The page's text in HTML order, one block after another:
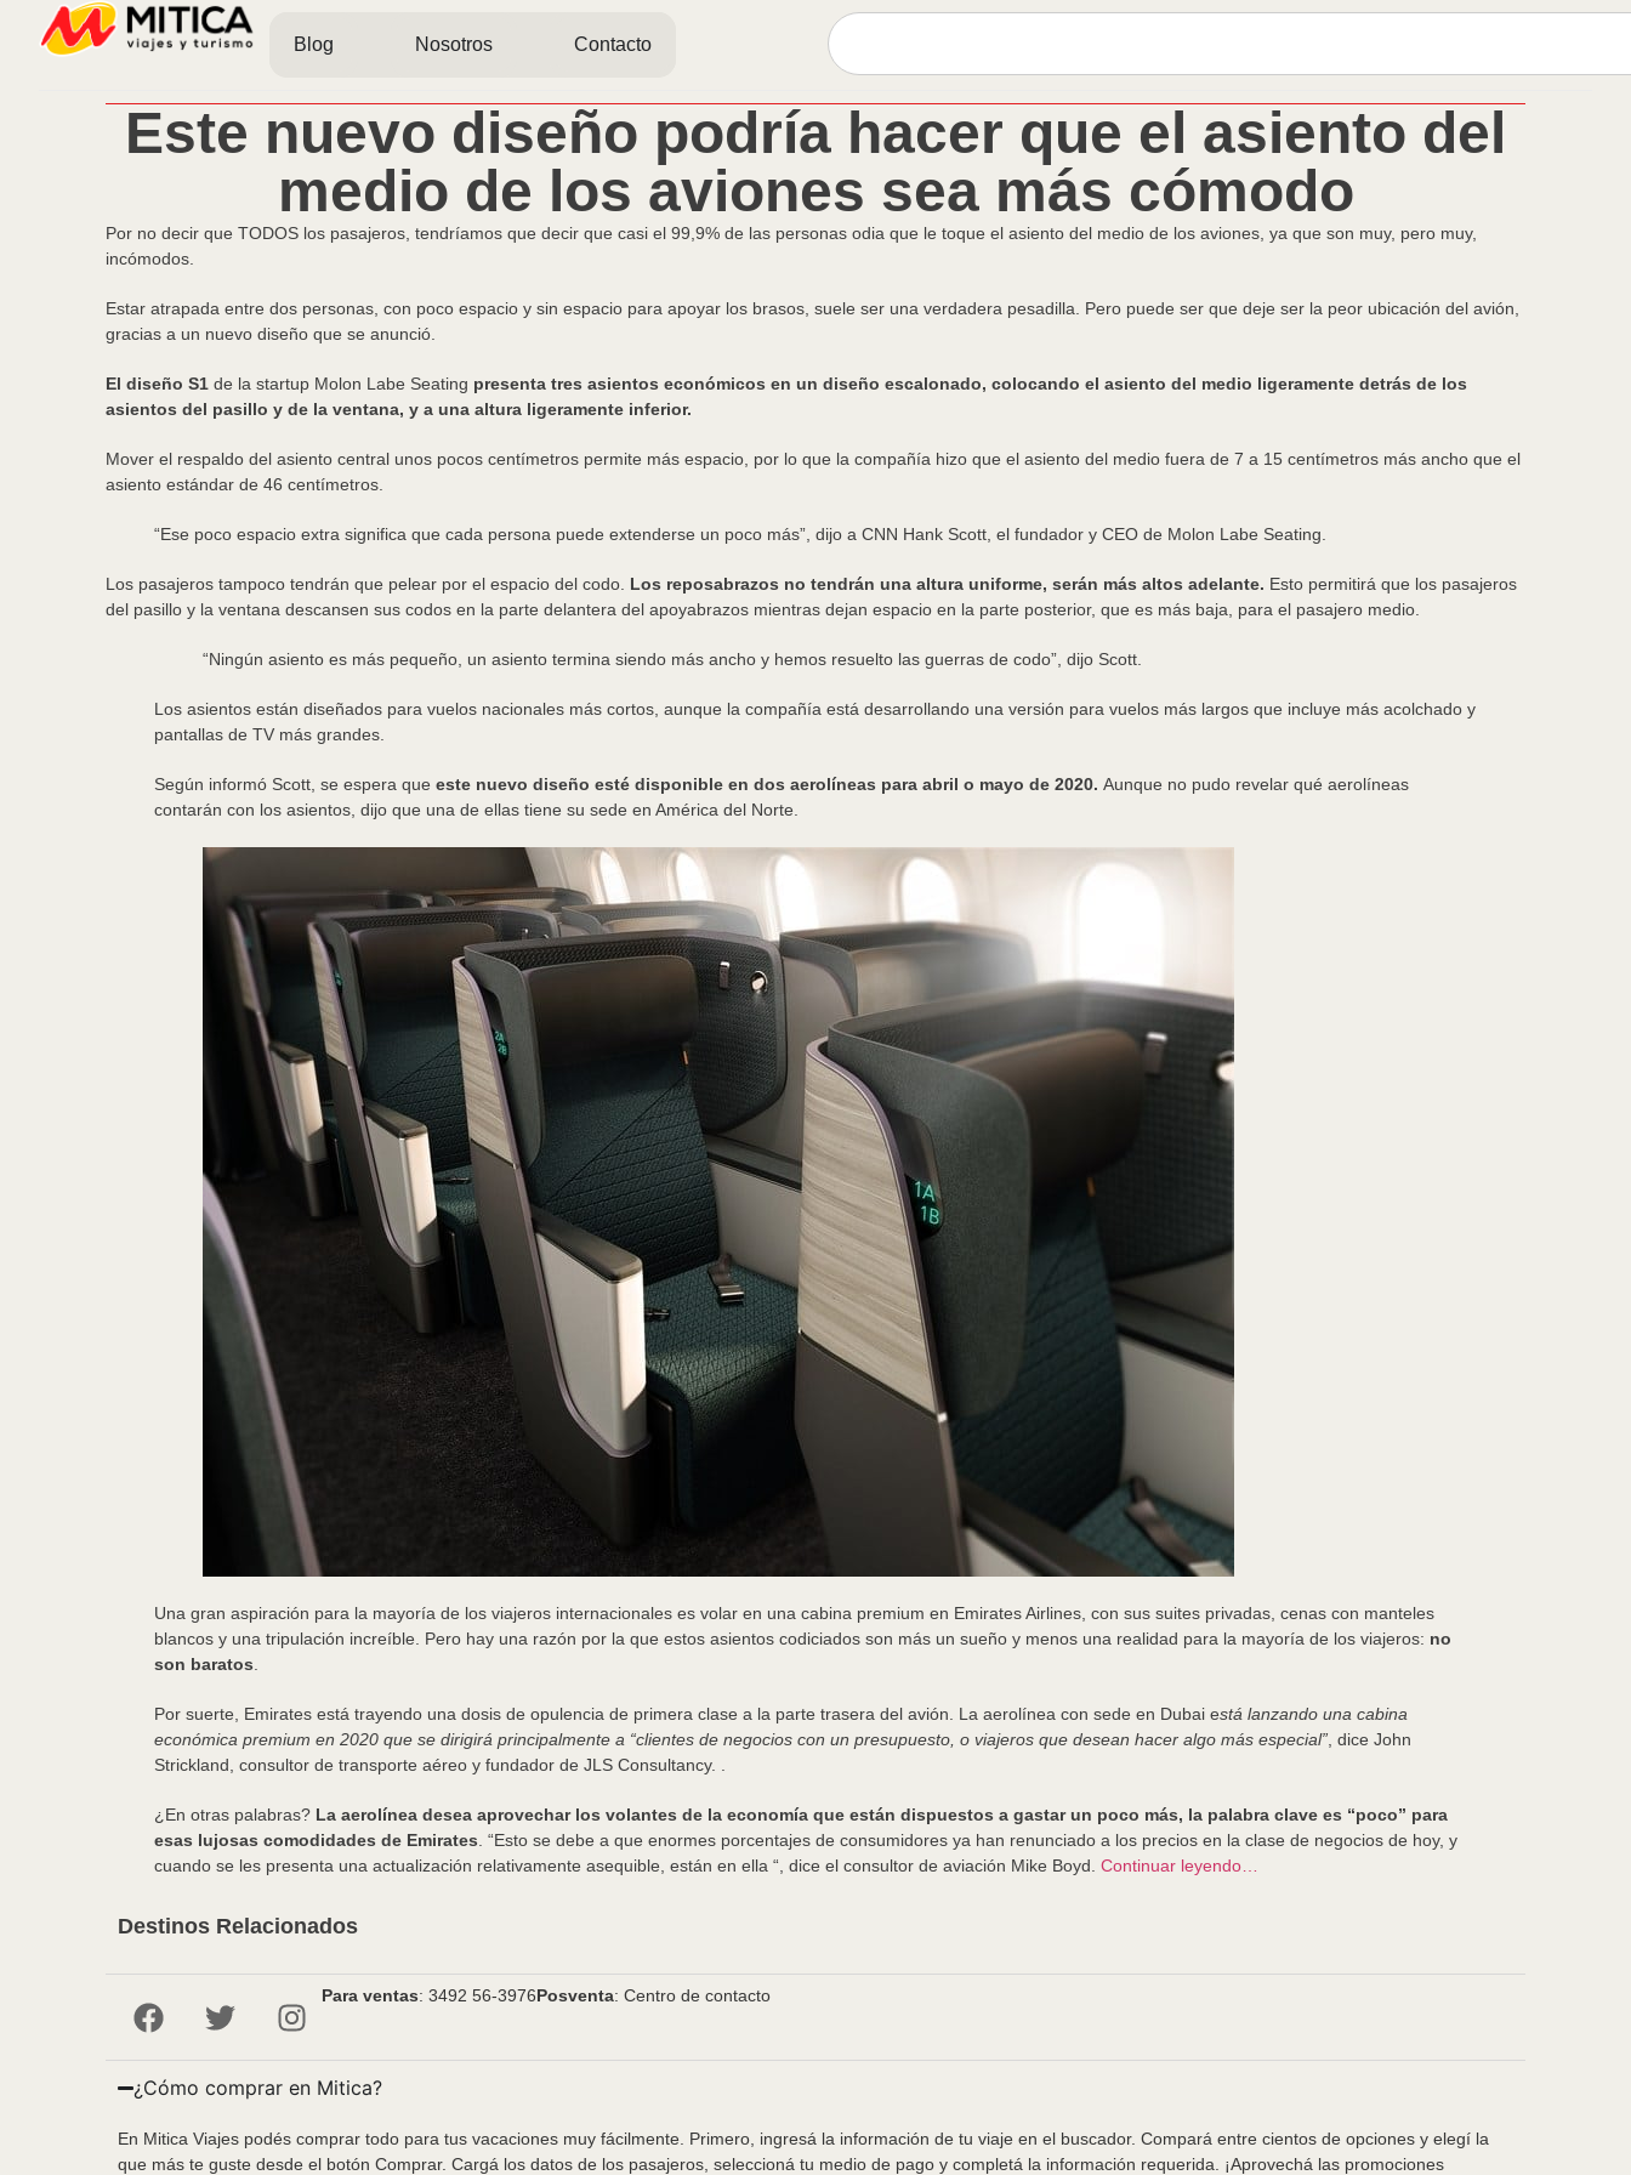
Blog Nosotros Contacto
Este nuevo diseño podría hacer que el asiento del
medio de los aviones sea más cómodo
Por no decir que TODOS los pasajeros, tendríamos que decir que casi el 99,9% de las personas odia que le toque el asiento del medio de los aviones, ya que son muy, pero muy,
incómodos.
Estar atrapada entre dos personas, con poco espacio y sin espacio para apoyar los brasos, suele ser una verdadera pesadilla. Pero puede ser que deje ser la peor ubicación del avión,
gracias a un nuevo diseño que se anunció.
El diseño S1 de la startup Molon Labe Seating presenta tres asientos económicos en un diseño escalonado, colocando el asiento del medio ligeramente detrás de los
asientos del pasillo y de la ventana, y a una altura ligeramente inferior.
Mover el respaldo del asiento central unos pocos centímetros permite más espacio, por lo que la compañía hizo que el asiento del medio fuera de 7 a 15 centímetros más ancho que el
asiento estándar de 46 centímetros.
“Ese poco espacio extra significa que cada persona puede extenderse un poco más”, dijo a CNN Hank Scott, el fundador y CEO de Molon Labe Seating.
Los pasajeros tampoco tendrán que pelear por el espacio del codo. Los reposabrazos no tendrán una altura uniforme, serán más altos adelante. Esto permitirá que los pasajeros
del pasillo y la ventana descansen sus codos en la parte delantera del apoyabrazos mientras dejan espacio en la parte posterior, que es más baja, para el pasajero medio.
“Ningún asiento es más pequeño, un asiento termina siendo más ancho y hemos resuelto las guerras de codo”, dijo Scott.
Los asientos están diseñados para vuelos nacionales más cortos, aunque la compañía está desarrollando una versión para vuelos más largos que incluye más acolchado y
pantallas de TV más grandes.
Según informó Scott, se espera que este nuevo diseño esté disponible en dos aerolíneas para abril o mayo de 2020. Aunque no pudo revelar qué aerolíneas
contarán con los asientos, dijo que una de ellas tiene su sede en América del Norte.
Una gran aspiración para la mayoría de los viajeros internacionales es volar en una cabina premium en Emirates Airlines, con sus suites privadas, cenas con manteles
blancos y una tripulación increíble. Pero hay una razón por la que estos asientos codiciados son más un sueño y menos una realidad para la mayoría de los viajeros: no
son baratos
Por suerte, Emirates está trayendo una dosis de opulencia de primera clase a la parte trasera del avión. La aerolínea con sede en Dubai está lanzando una cabina
económica premium en 2020 que se dirigirá principalmente a “clientes de negocios con un presupuesto, o viajeros que desean hacer algo más especial” , dice John
Strickland, consultor de transporte aéreo y fundador de JLS Consultancy. .
¿En otras palabras? La aerolínea desea aprovechar los volantes de la economía que están dispuestos a gastar un poco más, la palabra clave es “poco” para
esas lujosas comodidades de Emirates . “Esto se debe a que enormes porcentajes de consumidores ya han renunciado a los precios en la clase de negocios de hoy, y
cuando se les presenta una actualización relativamente asequible, están en ella “, dice el consultor de aviación Mike Boyd. Continuar leyendo…
Destinos Relacionados
Para ventas: 3492 56-3976Posventa: Centro de contacto
¿Cómo comprar en Mitica?
En Mitica Viajes podés comprar todo para tus vacaciones muy fácilmente. Primero, ingresá la información de tu viaje en el buscador. Compará entre cientos de opciones y elegí la
que más te guste desde el botón Comprar. Cargá los datos de los pasajeros, seleccioná tu medio de pago y completá la información requerida. ¡Aprovechá las promociones